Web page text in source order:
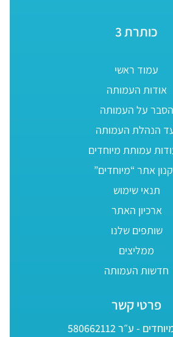
כותרת 3
עמוד ראשי
אודות העמותה
הסבר על העמותה
הנהלת העמותה
עמותת מיוחדים
אתר “מיוחדים”
תנאי שימוש
ארכיון האתר
שותפים שלנו
ממליצים
חדשות העמותה
פרטי קשר
- ע״ר 580662112